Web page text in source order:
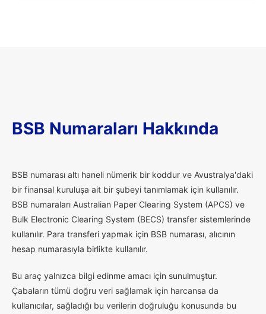
BSB Numaraları Hakkında
BSB numarası altı haneli nümerik bir koddur ve Avustralya'daki
bir finansal kuruluşa ait bir şubeyi tanımlamak için kullanılır.
BSB numaraları Australian Paper Clearing System (APCS) ve
Bulk Electronic Clearing System (BECS) transfer sistemlerinde
kullanılır. Para transferi yapmak için BSB numarası, alıcının
hesap numarasıyla birlikte kullanılır.
Bu araç yalnızca bilgi edinme amacı için sunulmuştur.
Çabaların tümü doğru veri sağlamak için harcansa da
kullanıcılar, sağladığı bu verilerin doğruluğu konusunda bu